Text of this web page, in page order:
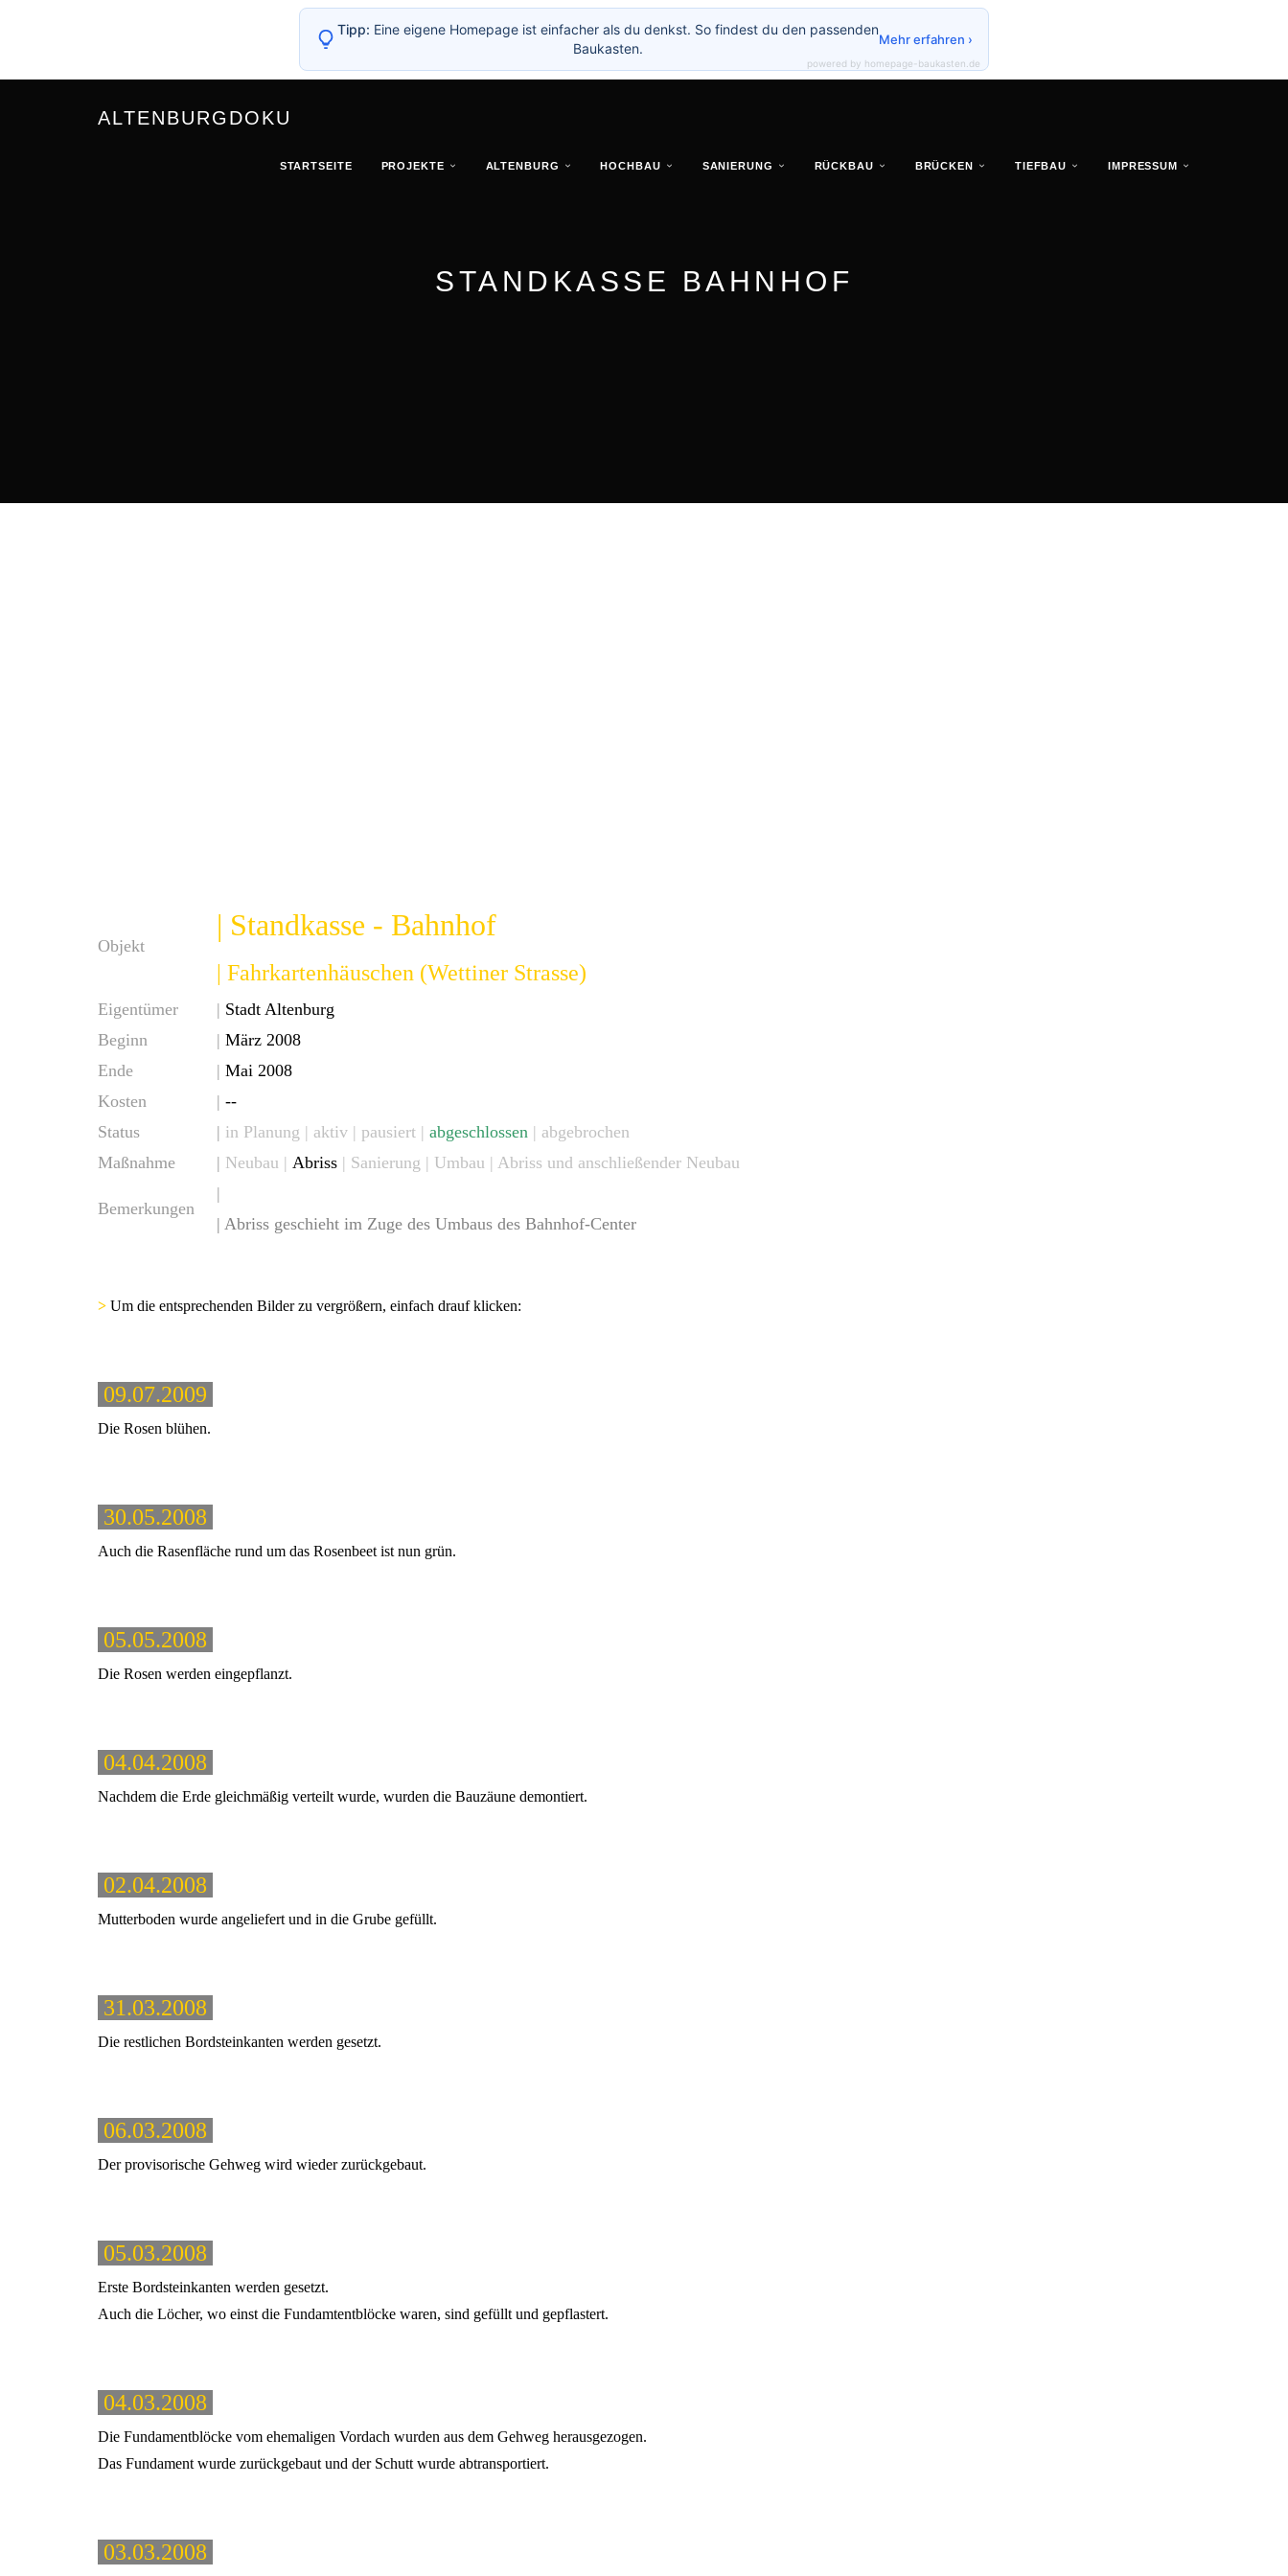
ALTENBURGDOKU
STARTSEITE PROJEKTE ALTENBURG HOCHBAU SANIERUNG RÜCKBAU BRÜCKEN TIEFBAU IMPRESSUM
STANDKASSE BAHNHOF
Objekt
| Standkasse - Bahnhof
| Fahrkartenhäuschen (Wettiner Strasse)
Eigentümer | Stadt Altenburg
Beginn
| März 2008
Ende
| Mai 2008
Kosten
| --
Status
| in Planung | aktiv | pausiert | abgeschlossen | abgebrochen
Maßnahme
| Neubau | Abriss | Sanierung | Umbau | Abriss und anschließender Neubau
Bemerkungen
|
| Abriss geschieht im Zuge des Umbaus des Bahnhof-Center
> Um die entsprechenden Bilder zu vergrößern, einfach drauf klicken:
09.07.2009
Die Rosen blühen.
30.05.2008
Auch die Rasenfläche rund um das Rosenbeet ist nun grün.
05.05.2008
Die Rosen werden eingepflanzt.
04.04.2008
Nachdem die Erde gleichmäßig verteilt wurde, wurden die Bauzäune demontiert.
02.04.2008
Mutterboden wurde angeliefert und in die Grube gefüllt.
31.03.2008
Die restlichen Bordsteinkanten werden gesetzt.
06.03.2008
Der provisorische Gehweg wird wieder zurückgebaut.
05.03.2008
Erste Bordsteinkanten werden gesetzt.
Auch die Löcher, wo einst die Fundamtentblöcke waren, sind gefüllt und gepflastert.
04.03.2008
Die Fundamentblöcke vom ehemaligen Vordach wurden aus dem Gehweg herausgezogen.
Das Fundament wurde zurückgebaut und der Schutt wurde abtransportiert.
03.03.2008
Tipp: Eine eigene Homepage ist einfacher als du denkst. So findest du den passenden
Baukasten.
Mehr erfahren ›
powered by homepage-baukasten.de